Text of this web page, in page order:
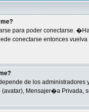
para poder conectarse.
conectarse entonces
de los
Mensajer�a Privada,